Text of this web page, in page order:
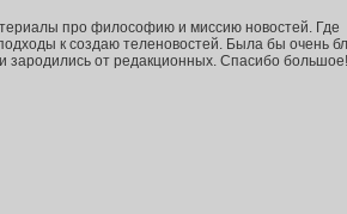
про философию и миссию новостей. Где
к создаю теленовостей. Была бы очень
зародились от редакционных. Спасибо большое!